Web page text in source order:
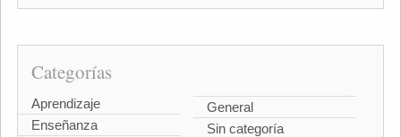
Categorías
Aprendizaje
Enseñanza
General
Sin categoría